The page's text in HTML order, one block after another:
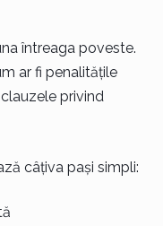
întreaga poveste.
ar fi penalitățile
privind
câțiva pași simpli: